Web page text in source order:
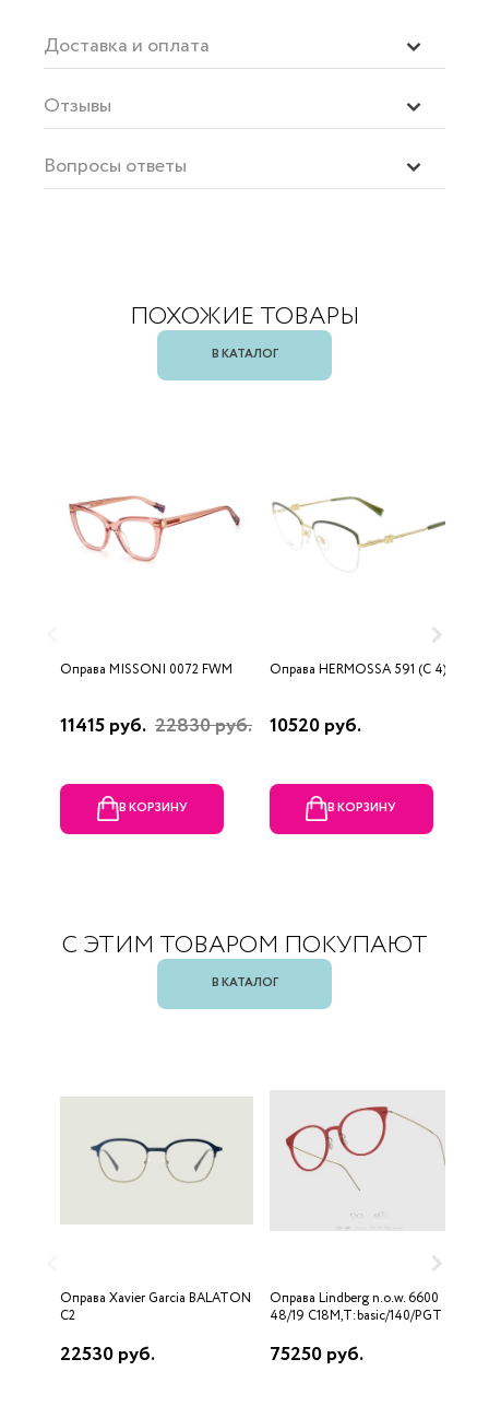
Доставка и оплата
Отзывы
Вопросы ответы
ПОХОЖИЕ ТОВАРЫ
В КАТАЛОГ
Оправа MISSONI 0072 FWM
11415 руб. 22830 руб.
В КОРЗИНУ
Оправа HERMOSSA 591 (C 4)
10520 руб.
В КОРЗИНУ
С ЭТИМ ТОВАРОМ ПОКУПАЮТ
В КАТАЛОГ
Оправа Xavier Garcia BALATON
C2
22530 руб.
Оправа Lindberg n.o.w. 6600
48/19 C18M,T:basic/140/PGT
75250 руб.